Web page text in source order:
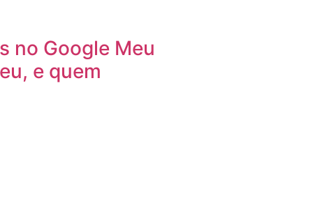
no Google Meu
e quem